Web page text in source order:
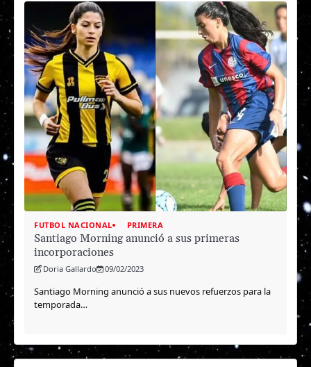
FUTBOL NACIONAL PRIMERA
Santiago Morning anunció a sus primeras
incorporaciones
Doria Gallardo 09/02/2023
Santiago Morning anunció a sus nuevos refuerzos para la
temporada…